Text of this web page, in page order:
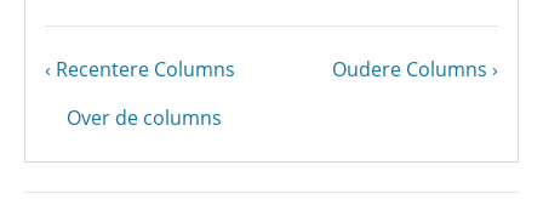
Vorige
Recentere Columns
Volgende
Oudere Columns
Over de columns